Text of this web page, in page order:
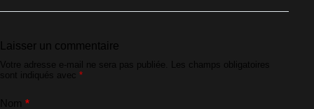
Laisser un commentaire
Votre adresse e-mail ne sera pas publiée.
Les champs obligatoires
sont indiqués avec *
Nom *